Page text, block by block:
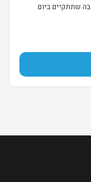
שתתקיים ביום